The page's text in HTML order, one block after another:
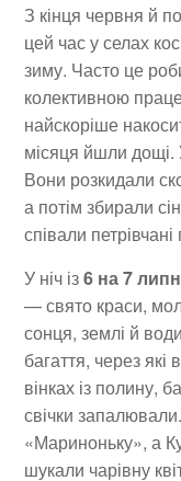
З кінця червня й
цей час у селах
зиму. Часто це
колективною
найскоріше
місяця йшли дощі.
Вони розкидали
а потім збирали
співали петрівчані
У ніч із6 на 7
— свято краси,
сонця, землі й
багаття, через які
вінках із полину,
свічки
«Мариноньку», а
шукали чарівну